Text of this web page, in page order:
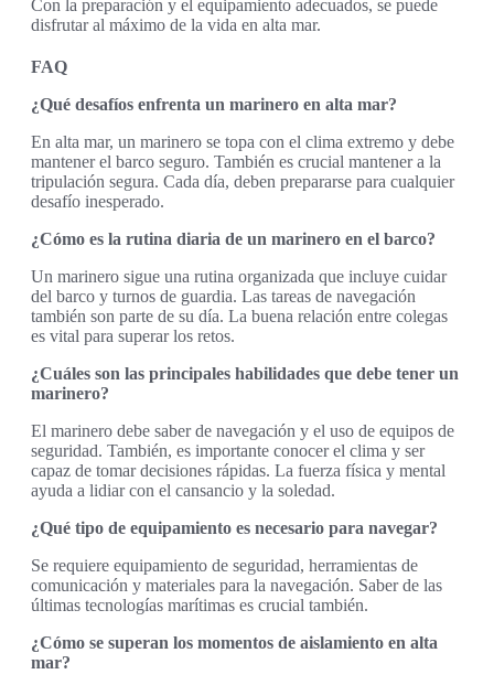
Con la preparación y el equipamiento adecuados, se puede
disfrutar al máximo de la vida en alta mar.
FAQ
¿Qué desafíos enfrenta un marinero en alta mar?
En alta mar, un marinero se topa con el clima extremo y debe
mantener el barco seguro. También es crucial mantener a la
tripulación segura. Cada día, deben prepararse para cualquier
desafío inesperado.
¿Cómo es la rutina diaria de un marinero en el barco?
Un marinero sigue una rutina organizada que incluye cuidar
del barco y turnos de guardia. Las tareas de navegación
también son parte de su día. La buena relación entre colegas
es vital para superar los retos.
¿Cuáles son las principales habilidades que debe tener un
marinero?
El marinero debe saber de navegación y el uso de equipos de
seguridad. También, es importante conocer el clima y ser
capaz de tomar decisiones rápidas. La fuerza física y mental
ayuda a lidiar con el cansancio y la soledad.
¿Qué tipo de equipamiento es necesario para navegar?
Se requiere equipamiento de seguridad, herramientas de
comunicación y materiales para la navegación. Saber de las
últimas tecnologías marítimas es crucial también.
¿Cómo se superan los momentos de aislamiento en alta
mar?